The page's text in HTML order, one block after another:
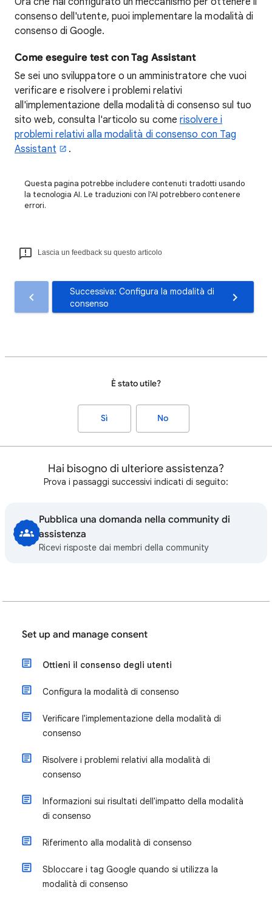
consenso dell'utente, puoi implementare la modalità di
consenso di Google.
Come eseguire test con Tag Assistant
Se sei uno sviluppatore o un amministratore che vuoi
verificare e risolvere i problemi relativi
all'implementazione della modalità di consenso sul tuo
sito web, consulta l'articolo su comerisolvere i
problemi relativi alla modalità di consenso con Tag
Assistant
.
Questa pagina potrebbe includere contenuti tradotti usando
la tecnologia AI. Le traduzioni con l'AI potrebbero contenere
errori.
Lascia un feedback su questo articolo
Successiva: Configura la modalità di
consenso
È stato utile?
Sì No
Hai bisogno di ulteriore assistenza?
Prova i passaggi successivi indicati di seguito:
Pubblica una domanda nella community di
assistenza
Ricevi risposte dai membri della community
Set up and manage consent
Ottieni il consenso degli utenti
Configura la modalità di consenso
Verificare l'implementazione della modalità di
consenso
Risolvere i problemi relativi alla modalità di
consenso
Informazioni sui risultati dell'impatto della modalità
di consenso
Riferimento alla modalità di consenso
Sbloccare i tag Google quando si utilizza la
modalità di consenso